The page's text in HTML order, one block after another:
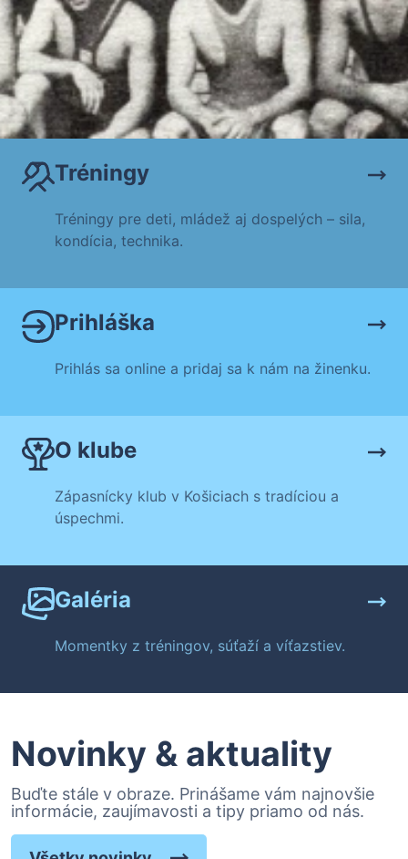
Tréningy
Tréningy pre deti, mládež aj dospelých – sila,
kondícia, technika.
Prihláška
Prihlás sa online a pridaj sa k nám na žinenku.
O klube
Zápasnícky klub v Košiciach s tradíciou a
úspechmi.
Galéria
Momentky z tréningov, súťaží a víťazstiev.
Novinky & aktuality
Buďte stále v obraze. Prinášame vám najnovšie
informácie, zaujímavosti a tipy priamo od nás.